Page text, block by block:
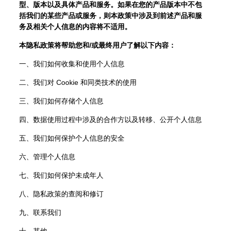
型、版本以及具体产品和服务。如果在您的产品版本中不包
括我们的某些产品或服务，则本政策中涉及到前述产品和服
务及相关个人信息的内容将不适用。
本隐私政策将帮助您和/或最终用户了解以下内容：
一、我们如何收集和使用个人信息
二、我们对 Cookie 和同类技术的使用
三、我们如何存储个人信息
四、数据使用过程中涉及的合作方以及转移、公开个人信息
五、我们如何保护个人信息的安全
六、管理个人信息
七、我们如何保护未成年人
八、隐私政策的查阅和修订
九、联系我们